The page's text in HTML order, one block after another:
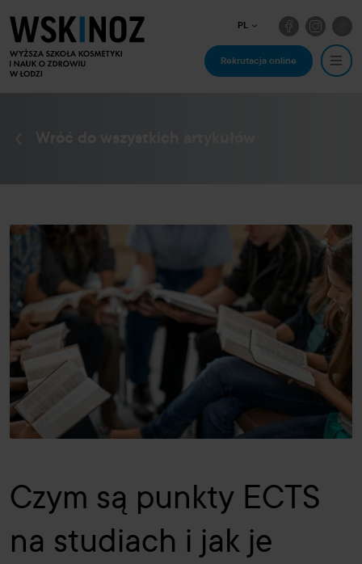
PL
Rekrutacja online
Czym są punkty ECTS
na studiach i jak je